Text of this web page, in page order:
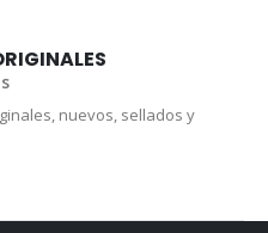
nuevos, sellados y